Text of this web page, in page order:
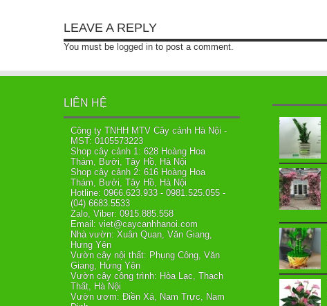
LEAVE A REPLY
You must be logged in to post a comment.
LIÊN HỆ
Công ty TNHH MTV Cây cảnh Hà Nội -
MST: 0105573223
Shop cây cảnh 1: 628 Hoàng Hoa
Thám, Bưởi, Tây Hồ, Hà Nội
Shop cây cảnh 2: 616 Hoàng Hoa
Thám, Bưởi, Tây Hồ, Hà Nội
Hotline: 0966.623.933 - 0981.525.055 -
(04) 6683.5533
Zalo, Viber: 0915.885.558
Email: viet@caycanhhanoi.com
Nhà vườn: Xuân Quan, Văn Giang,
Hưng Yên
Vườn cây nội thất: Phụng Công, Văn
Giang, Hưng Yên
Vườn cây công trình: Hòa Lạc, Thạch
Thất, Hà Nội
Vườn ươm: Điền Xá, Nam Trực, Nam